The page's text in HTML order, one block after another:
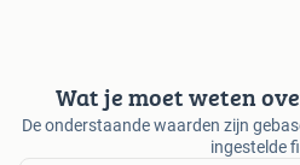
Wat je moet weten
De onderstaande waarden zijn
ingestelde